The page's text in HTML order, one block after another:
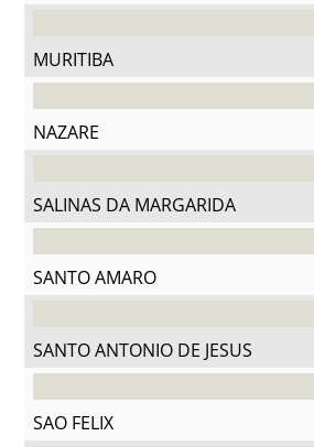
MURITIBA
NAZARE
SALINAS DA MARGARIDA
SANTO AMARO
SANTO ANTONIO DE JESUS
SAO FELIX